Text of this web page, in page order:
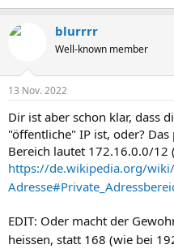
blurrrr
Well-known member
13 Nov. 2022
Dir ist aber schon klar, dass
"öffentliche" IP ist, oder?
Bereich lautet 172.16.0.0/12
https://de.wikipedia.org/
EDIT: Oder macht der
heissen, statt 168 (wie bei